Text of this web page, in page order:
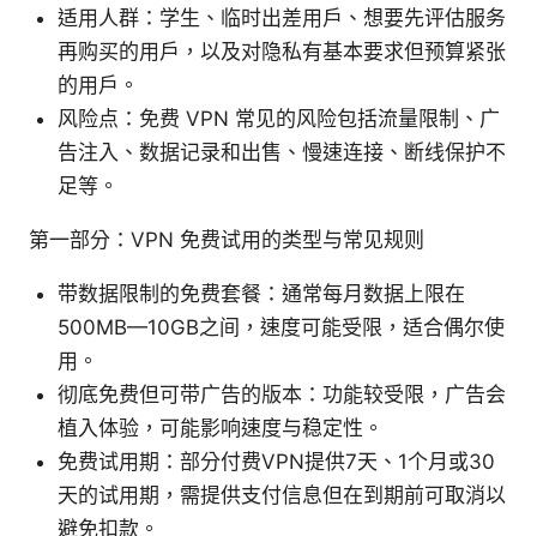
适用人群：学生、临时出差用户、想要先评估服务
再购买的用户，以及对隐私有基本要求但预算紧张
的用户。
风险点：免费 VPN 常见的风险包括流量限制、广
告注入、数据记录和出售、慢速连接、断线保护不
足等。
第一部分：VPN 免费试用的类型与常见规则
带数据限制的免费套餐：通常每月数据上限在
500MB—10GB之间，速度可能受限，适合偶尔使
用。
彻底免费但可带广告的版本：功能较受限，广告会
植入体验，可能影响速度与稳定性。
免费试用期：部分付费VPN提供7天、1个月或30
天的试用期，需提供支付信息但在到期前可取消以
避免扣款。